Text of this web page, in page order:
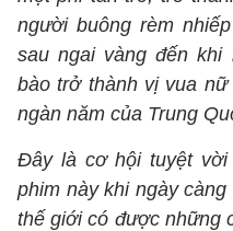
người buông rèm
sau ngai vàng đến khi
bào trở thành vị vua
ngàn năm của Trung
Đây là cơ hội tuyệt
phim này khi ngày
thế giới có được những